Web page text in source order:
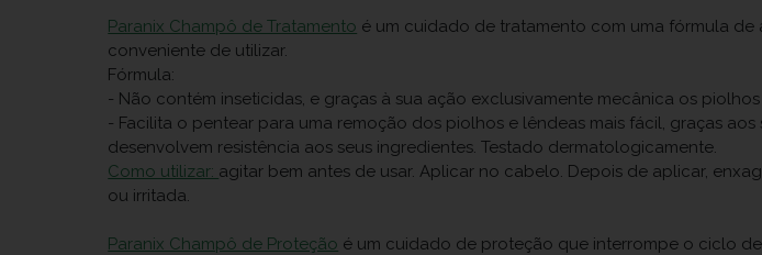
Paranix Champô de Tratamento é um cuidado de tratamento com uma fórmula
conveniente de utilizar.
Fórmula:
- Não contém inseticidas, e graças à sua ação exclusivamente mecânica os
- Facilita o pentear para uma remoção dos piolhos e lêndeas mais fácil, graças
desenvolvem resistência aos seus ingredientes. Testado dermatologicamente.
Como utilizar: agitar bem antes de usar. Aplicar no cabelo. Depois de aplicar,
ou irritada.
Paranix Champô de Proteção é um cuidado de proteção que interrompe o ciclo